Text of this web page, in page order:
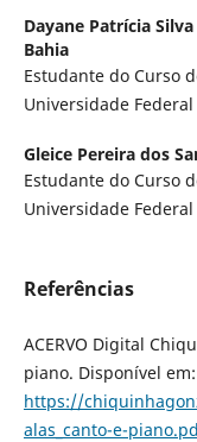
Dayane Patrícia Silva
Bahia
Estudante do Curso
Universidade
Gleice Pereira dos
Estudante do Curso
Universidade
Referências
ACERVO Digital
piano. Disponível em:
https://
alas_canto-e-